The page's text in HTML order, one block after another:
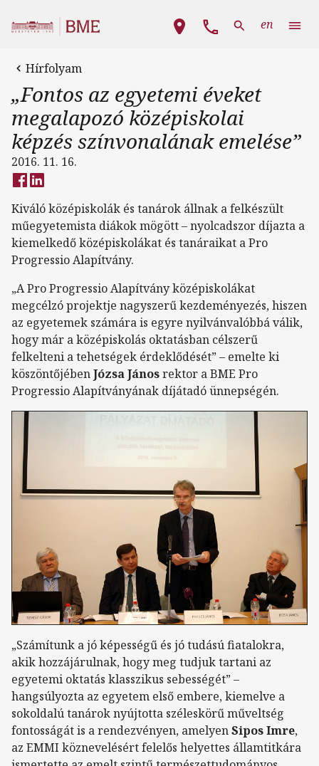
Fő navigáció
en
Hírfolyam
„Fontos az egyetemi éveket
megalapozó középiskolai
képzés színvonalának emelése”
2016. 11. 16.
Kiváló középiskolák és tanárok állnak a felkészült
műegyetemista diákok mögött – nyolcadszor díjazta a
kiemelkedő középiskolákat és tanáraikat a Pro
Progressio Alapítvány.
„A Pro Progressio Alapítvány középiskolákat
megcélzó projektje nagyszerű kezdeményezés, hiszen
az egyetemek számára is egyre nyilvánvalóbbá válik,
hogy már a középiskolás oktatásban célszerű
felkelteni a tehetségek érdeklődését” – emelte ki
köszöntőjébenJózsa Jánosrektor a BME Pro
Progressio Alapítványának díjátadó ünnepségén.
„Számítunk a jó képességű és jó tudású fiatalokra,
akik hozzájárulnak, hogy meg tudjuk tartani az
egyetemi oktatás klasszikus sebességét” –
hangsúlyozta az egyetem első embere, kiemelve a
sokoldalú tanárok nyújtotta széleskörű műveltség
fontosságát is a rendezvényen, amelyenSipos Imre,
az EMMI köznevelésért felelős helyettes államtitkára